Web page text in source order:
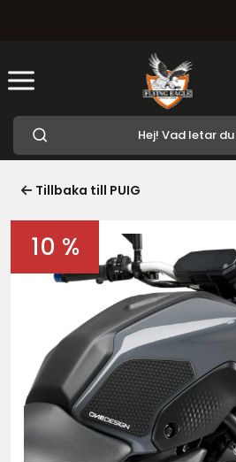
Tillbaka till PUIG
10 %